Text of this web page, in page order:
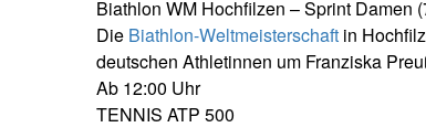
Biathlon WM Hochfilzen – Sprint Damen
Die Biathlon-Weltmeisterschaft in
deutschen Athletinnen um Franziska
Ab 12:00 Uhr
TENNIS ATP 500